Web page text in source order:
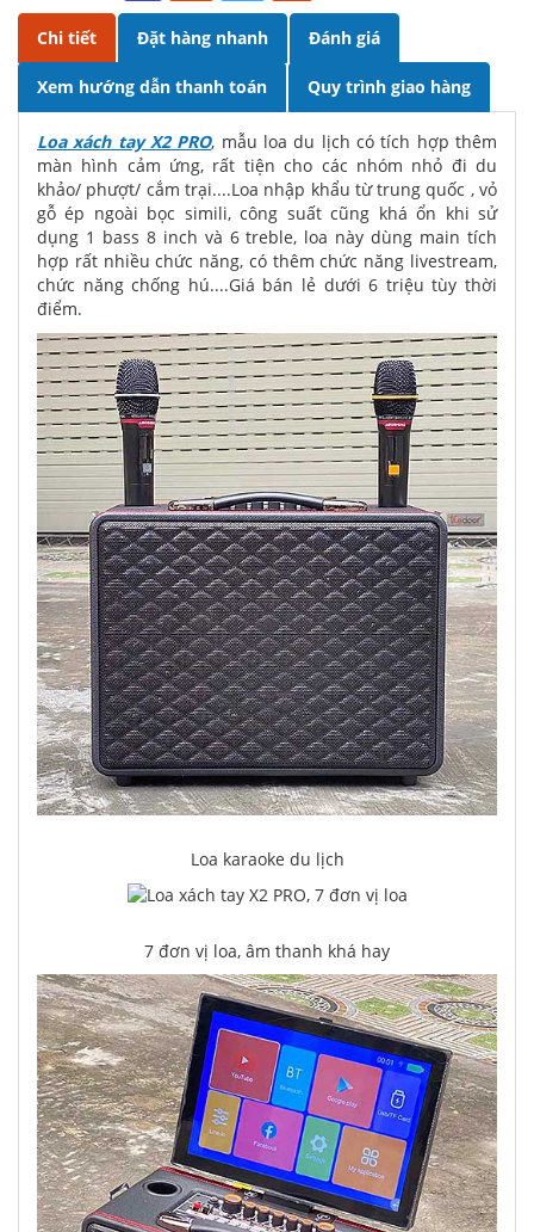
Chi tiết Đặt hàng nhanh Đánh giá
Xem hướng dẫn thanh toán Quy trình giao hàng
Loa xách tay X2 PRO, mẫu loa du lịch có tích hợp thêm
màn hình cảm ứng, rất tiện cho các nhóm nhỏ đi du
khảo/ phượt/ cắm trại....Loa nhập khẩu từ trung quốc , vỏ
gỗ ép ngoài bọc simili, công suất cũng khá ổn khi sử
dụng 1 bass 8 inch và 6 treble, loa này dùng main tích
hợp rất nhiều chức năng, có thêm chức năng livestream,
chức năng chống hú....Giá bán lẻ dưới 6 triệu tùy thời
điểm.
Loa karaoke du lịch
7 đơn vị loa, âm thanh khá hay